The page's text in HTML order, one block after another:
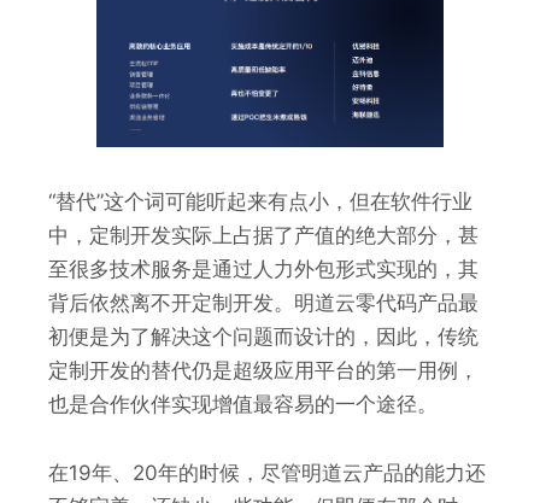
“替代”这个词可能听起来有点小，但在软件行业
中，定制开发实际上占据了产值的绝大部分，甚
至很多技术服务是通过人力外包形式实现的，其
背后依然离不开定制开发。明道云零代码产品最
初便是为了解决这个问题而设计的，因此，传统
定制开发的替代仍是超级应用平台的第一用例，
也是合作伙伴实现增值最容易的一个途径。
在19年、20年的时候，尽管明道云产品的能力还